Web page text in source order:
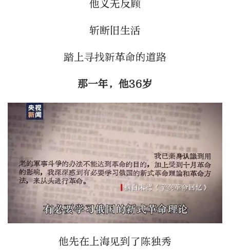
他义无反顾
斩断旧生活
踏上寻找新革命的道路
那一年，他36岁
他先在上海见到了陈独秀